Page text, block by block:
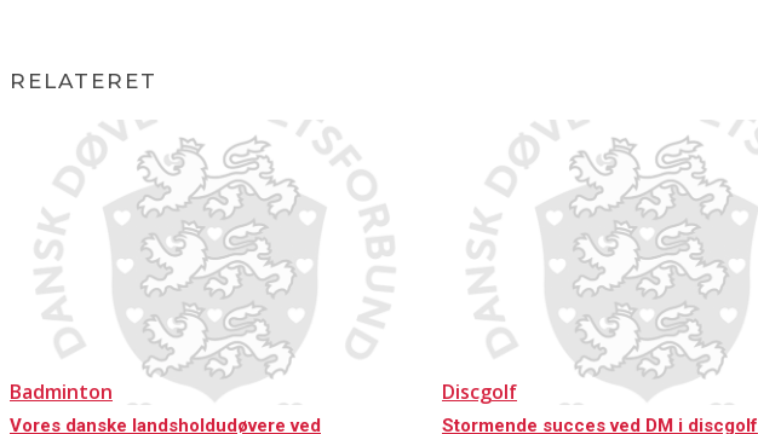
RELATERET
Badminton
Vores danske landsholdudøvere ved
Discgolf
Stormende succes ved DM i discgolf